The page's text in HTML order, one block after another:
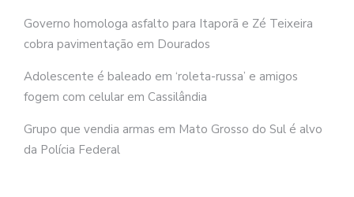
Governo homologa asfalto para Itaporã e Zé Teixeira
cobra pavimentação em Dourados
Adolescente é baleado em ‘roleta-russa’ e amigos
fogem com celular em Cassilândia
Grupo que vendia armas em Mato Grosso do Sul é alvo
da Polícia Federal